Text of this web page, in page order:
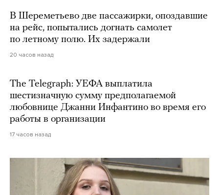
В Шереметьево две пассажирки, опоздавшие
на рейс, попытались догнать самолет
по летному полю. Их задержали
20 часов назад
The Telegraph: УЕФА выплатила
шестизначную сумму предполагаемой
любовнице Джанни Инфантино во время его
работы в организации
17 часов назад